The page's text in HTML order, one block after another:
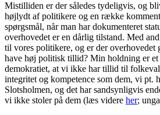
Mistilliden er der således tydeligvis, og
højlydt af politikere og en række
spørgsmål, når man har dokumenteret
overhovedet er en dårlig tilstand. Med
til vores politikere, og er der overhovedet
have høj politisk tillid? Min holdning er et
demokratiet, at vi ikke har tillid til
integritet og kompetence som dem, vi pt.
Slotsholmen, og det har sandsynligvis
vi ikke stoler på dem (læs videre her;